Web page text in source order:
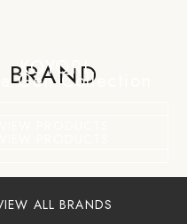
BRAND
KOYORI
Gen Collection
ALL BRANDS